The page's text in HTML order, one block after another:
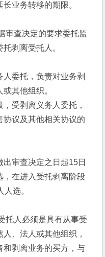
业务转移的期限。
查决定的要求委托监
剥离受托人。
委托，负责对业务剥
其他组织。
受剥离义务人委托，
协议及其他相关协议的
审查决定之日起15日
，在进入受托剥离阶段
人选。
人必须是具有从事受
、法人或其他组织，
和剥离业务的买方，与